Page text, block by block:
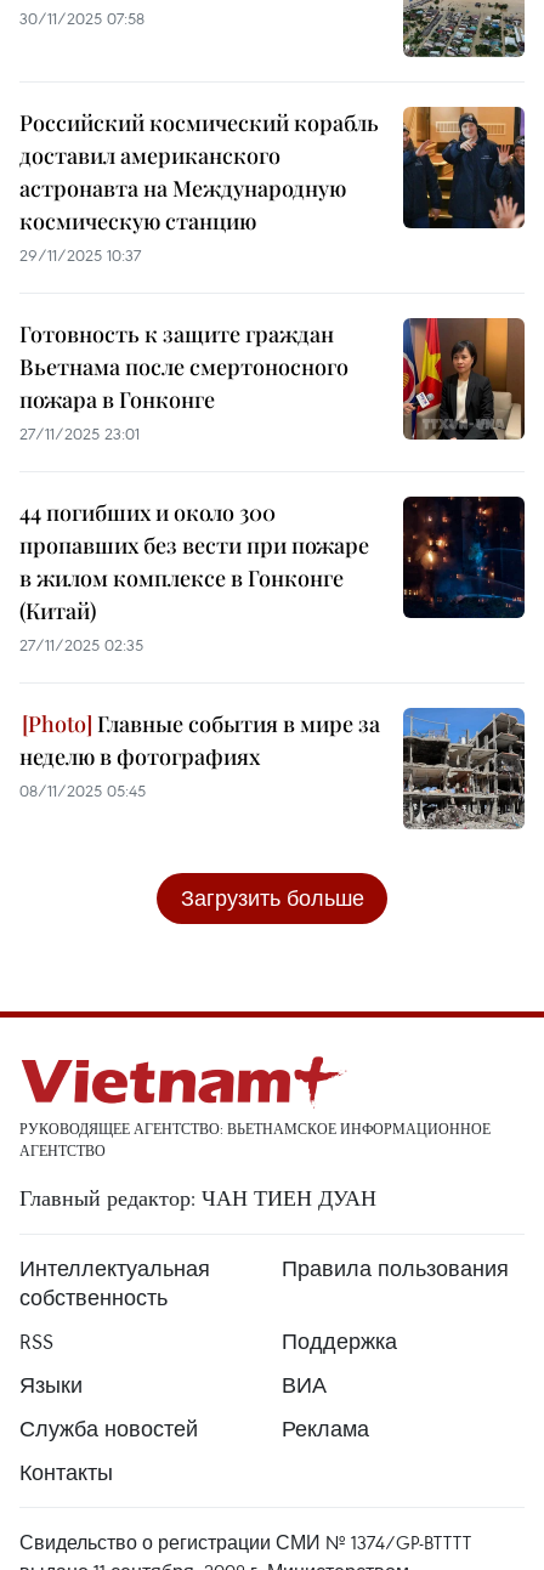
30/11/2025 07:58
Российский космический корабль
доставил американского
астронавта на Международную
космическую станцию
29/11/2025 10:37
Готовность к защите граждан
Вьетнама после смертоносного
пожара в Гонконге
27/11/2025 23:01
44 погибших и около 300
пропавших без вести при пожаре
в жилом комплексе в Гонконге
(Китай)
27/11/2025 02:35
Главные события в мире за
неделю в фотографиях
08/11/2025 05:45
Загрузить больше
РУКОВОДЯЩЕЕ АГЕНТСТВО: ВЬЕТНАМСКОЕ ИНФОРМАЦИОННОЕ
АГЕНТСТВО
Главный редактор: ЧАН ТИЕН ДУАН
Интеллектуальная
собственность
Правила пользования
RSS
Поддержка
Языки
ВИА
Служба новостей
Реклама
Контакты
Свидельство о регистрации СМИ № 1374/GP-BTTTT